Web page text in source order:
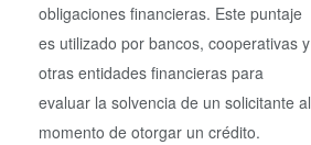
obligaciones financieras. Este puntaje
es utilizado por bancos, cooperativas y
otras entidades financieras para
evaluar la solvencia de un solicitante al
momento de otorgar un crédito.